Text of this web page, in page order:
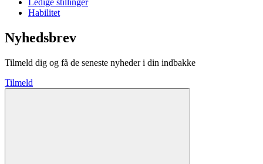
Habilitet
Nyhedsbrev
Tilmeld dig og få de seneste nyheder i din indbakke
Tilmeld